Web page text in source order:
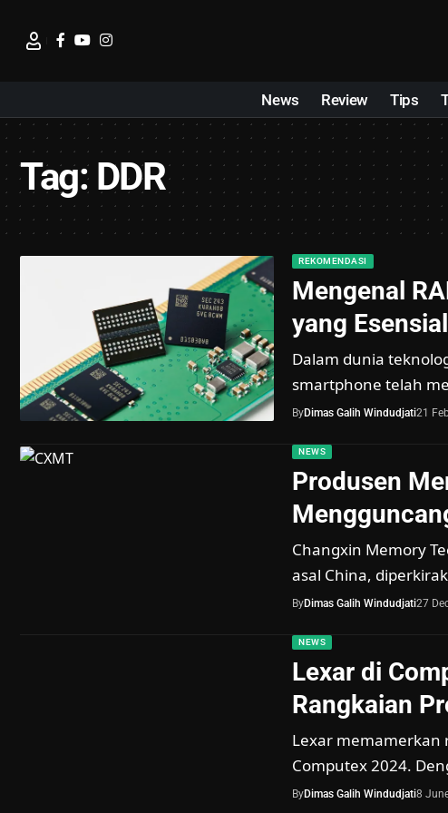
News Review Tips
Tag: DDR
REKOMENDASI
Mengenal
yang
Dalam dunia
smartphone telah
ByDimas Galih Windudjati21
NEWS
Produsen
Changxin Memory
asal China,
ByDimas Galih Windudjati27
NEWS
Lexar di
Rangkaian
Lexar memamerkan
Computex 2024.
ByDimas Galih Windudjati8